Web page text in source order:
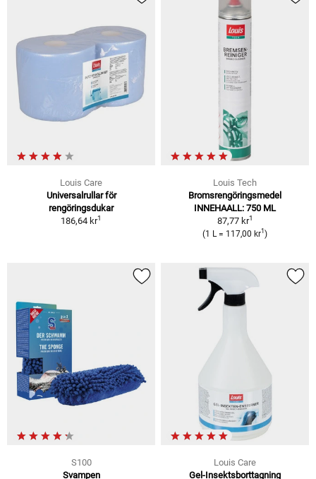
Louis Care
Universalrullar för
rengöringsdukar
186,64 kr1
Louis Tech
Bromsrengöringsmedel
INNEHAALL: 750 ML
87,77 kr1
(1 L = 117,00 kr1 )
S100
Svampen
Louis Care
Gel-Insektsborttagning